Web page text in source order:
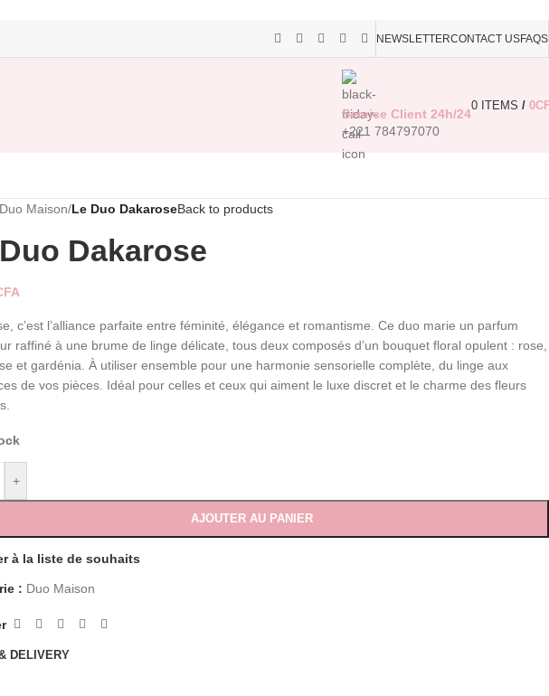
NEWSLETTERCONTACT USFAQS
Service Client 24h/24
+221 784797070
0 ITEMS / 0
Duo Maison/Le Duo DakaroseBack to products
Dakarose
c’est l’alliance parfaite entre féminité, élégance et romantisme. Ce duo marie un parfum
raffiné à une brume de linge délicate, tous deux composés d’un bouquet floral opulent : rose,
et gardénia. À utiliser ensemble pour une harmonie sensorielle complète, du linge aux
de vos pièces. Idéal pour celles et ceux qui aiment le luxe discret et le charme des fleurs
+
AJOUTER AU PANIER
à la liste de souhaits
: Duo Maison
DELIVERY